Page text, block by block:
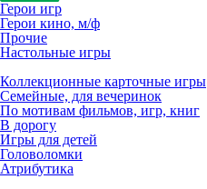
Герои игр
Герои кино, м/ф
Прочие
Настольные игры
Коллекционные карточные игры
Семейные, для вечеринок
По мотивам фильмов, игр, книг
В дорогу
Игры для детей
Головоломки
Атрибутика